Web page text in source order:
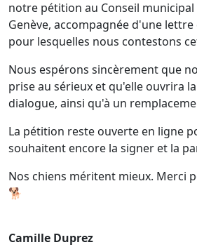
notre pétition au Conseil municipal
Genève, accompagnée d'une
pour lesquelles nous contestons
Nous espérons sincèrement que
prise au sérieux et qu'elle ouvrira
dialogue, ainsi qu'à un
La pétition reste ouverte en ligne
souhaitent encore la signer et la
Nos chiens méritent mieux. Merci
🐕
Camille Duprez